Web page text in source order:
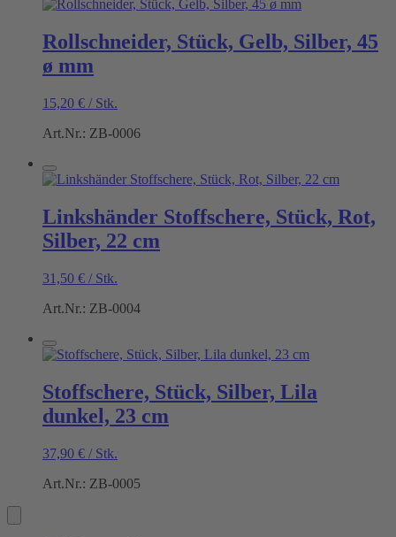
Rollschneider, Stück, Gelb, Silber, 45
ø mm
15,20 € / Stk.
Art.Nr.: ZB-0006
Linkshänder Stoffschere, Stück, Rot,
Silber, 22 cm
31,50 € / Stk.
Art.Nr.: ZB-0004
Stoffschere, Stück, Silber, Lila
dunkel, 23 cm
37,90 € / Stk.
Art.Nr.: ZB-0005